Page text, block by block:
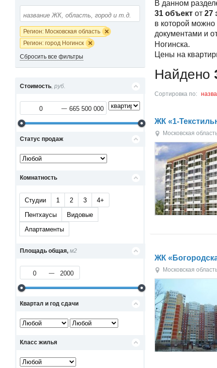
Регион: Московская область
Регион: город Ногинск
Сбросить все фильтры
Стоимость, руб.
Статус продаж
Комнатность
Студии 1 2 3
4+
Пентхаусы
Видовые
Апартаменты
Площадь общая, м2
Квартал и год сдачи
Класс жилья
В данном
31 объект от 27
в которой
документами и
Ногинска.
Цены на
Найдено
Сортировка по:
ЖК «1-
Московская
ЖК
Московская